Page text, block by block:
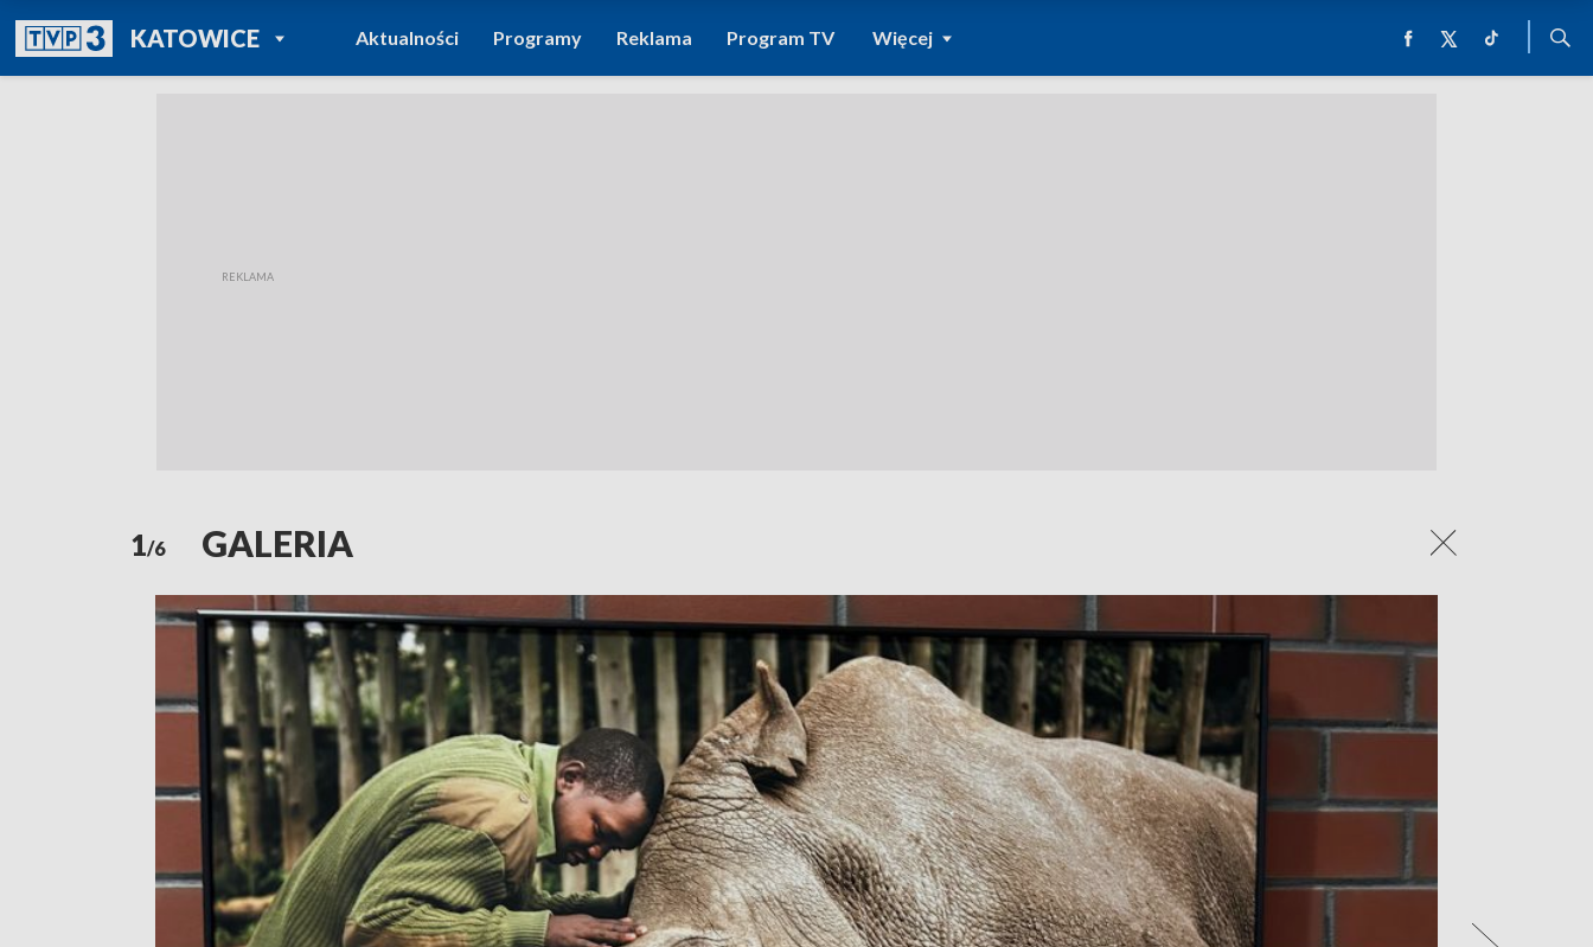
KATOWICEPOWRÓT DO
TVP REGIONY
Aktualności Programy Reklama Program TV Więcej
1/6 GALERIA